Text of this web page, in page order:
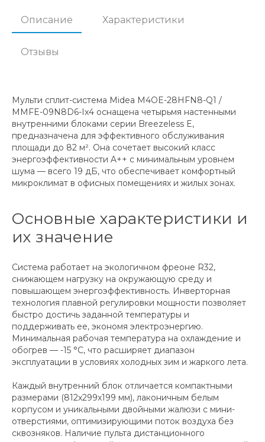
Описание Характеристики
Отзывы
Мульти сплит-система Midea M4OE-28HFN8-Q1 /
MMFE-09N8D6-Ix4 оснащена четырьмя настенными
внутренними блоками серии Breezeless E,
предназначена для эффективного обслуживания
площади до 82 м². Она сочетает высокий класс
энергоэффективности A++ с минимальным уровнем
шума — всего 19 дБ, что обеспечивает комфортный
микроклимат в офисных помещениях и жилых зонах.
Основные характеристики и
их значение
Система работает на экологичном фреоне R32,
снижающем нагрузку на окружающую среду и
повышающем энергоэффективность. Инверторная
технология плавной регулировки мощности позволяет
быстро достичь заданной температуры и
поддерживать ее, экономя электроэнергию.
Минимальная рабочая температура на охлаждение и
обогрев — -15 °C, что расширяет диапазон
эксплуатации в условиях холодных зим и жаркого лета.
Каждый внутренний блок отличается компактными
размерами (812x299x199 мм), лаконичным белым
корпусом и уникальными двойными жалюзи с мини-
отверстиями, оптимизирующими поток воздуха без
сквозняков. Наличие пульта дистанционного